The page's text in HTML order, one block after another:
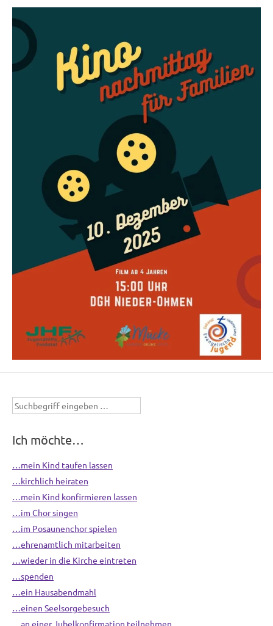
Suchbegriff
eingeben
Ich möchte…
…mein Kind taufen lassen
…kirchlich heiraten
…mein Kind konfirmieren lassen
…im Chor singen
…im Posaunenchor spielen
…ehrenamtlich mitarbeiten
…wieder in die Kirche eintreten
…spenden
…ein Hausabendmahl
…einen Seelsorgebesuch
…an einer Jubelkonfirmation teilnehmen